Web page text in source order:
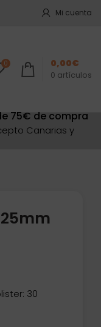
Mi cuenta
0
0 artículos
0,00€
75€ de compra
Canarias y
30